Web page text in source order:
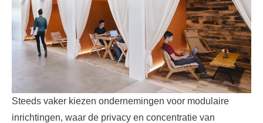
Steeds vaker kiezen ondernemingen voor modulaire
inrichtingen, waar de privacy en concentratie van